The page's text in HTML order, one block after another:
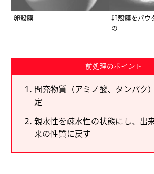
卵殻膜
卵殻膜をパウ
の
前処理のポイント
間充物質（アミノ酸、タンパク
定
親水性を疎水性の状態にし、出
来の性質に戻す